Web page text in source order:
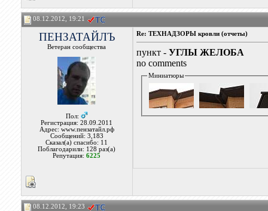
08.12.2012, 19:21
ПЕНЗАТАЙЛЪ
Ветеран сообщества
Пол:
Регистрация: 28.09.2011
Адрес: www.пензатайл.рф
Сообщений: 3,183
Сказал(а) спасибо: 11
Поблагодарили: 128 раз(а)
Репутация:6225
Re: ТЕХНАДЗОРЫ кровли (отчеты)
пункт - УГЛЫ ЖЕЛОБА
no comments
Миниатюры
08.12.2012, 19:23